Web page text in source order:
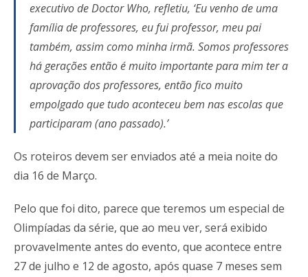
executivo de Doctor Who, refletiu, ‘Eu venho de uma
família de professores, eu fui professor, meu pai
também, assim como minha irmã. Somos professores
há gerações então é muito importante para mim ter a
aprovação dos professores, então fico muito
empolgado que tudo aconteceu bem nas escolas que
participaram (ano passado).’
Os roteiros devem ser enviados até a meia noite do
dia 16 de Março.
Pelo que foi dito, parece que teremos um especial de
Olimpíadas da série, que ao meu ver, será exibido
provavelmente antes do evento, que acontece entre
27 de julho e 12 de agosto, após quase 7 meses sem